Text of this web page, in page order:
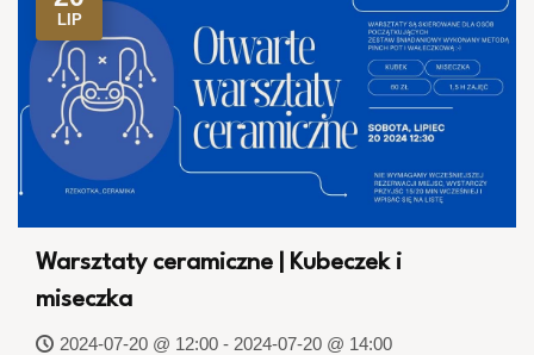
LIP
Warsztaty ceramiczne | Kubeczek i
miseczka
2024-07-20 @ 12:00 - 2024-07-20 @ 14:00